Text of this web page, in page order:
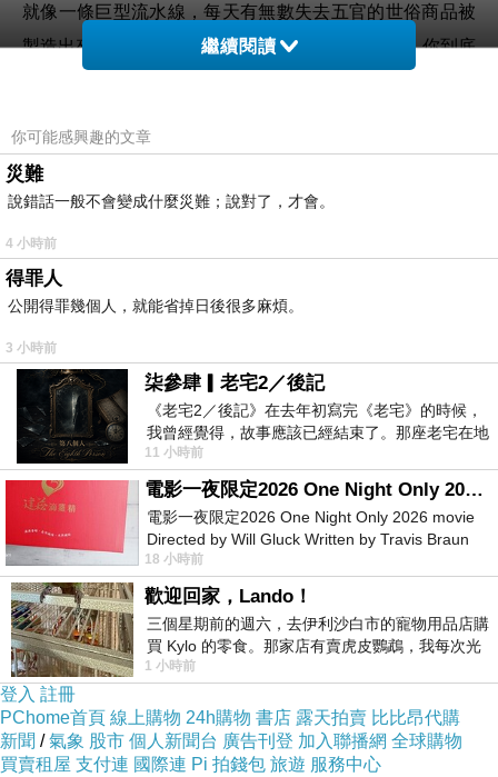
就像一條巨型流水線，每天有無數失去五官的世俗商品被
製造出來，名車、豪宅、假胸，甚至愛情。但是
......你到底
衷的靈魂。並學會讓二者共存，除此之外，我們一無所
有
信樂團 穿越過去，回到現在 翻唱兩岸三地最火的搖滾之
曲 "一無所有
團這群搖滾硬漢，並未忘記搖滾音樂的初衷..重新編曲詮
釋，唱出屬於信樂團特有的音樂風格，用男人味十足的爆
發式嗓音，嘶吼呐喊出人類最初衷的那份真摯 回到最原
點，世間萬物都是
.... 一無所有
繼續閱讀
你可能感興趣的文章
災難
說錯話一般不會變成什麼災難；說對了，才會。
4 小時前
得罪人
公開得罪幾個人，就能省掉日後很多麻煩。
3 小時前
柒參肆▎老宅2／後記
《老宅2／後記》在去年初寫完《老宅》的時候，
我曾經覺得，故事應該已經結束了。那座老宅在地
震中倒塌，七個人終於離開那片黑暗，
11 小時前
電影一夜限定2026 One Night Only 2026 movie
電影一夜限定2026 One Night Only 2026 movie
Directed by Will Gluck Written by Travis Braun
Starring Monica Barbaro
18 小時前
歡迎回家，Lando！
三個星期前的週六，去伊利沙白市的寵物用品店購
買 Kylo 的零食。那家店有賣虎皮鸚鵡，我每次光
顧都會去看一下。他們偶爾會引進 C
1 小時前
登入 註冊
PChome首頁 線上購物 24h購物 書店 露天拍賣 比比昂代購
新聞 /氣象 股市 個人新聞台 廣告刊登 加入聯播網 全球購物
買賣租屋 支付連 國際連 Pi 拍錢包 旅遊 服務中心